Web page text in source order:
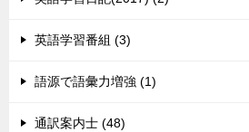
英語学習番組 (3)
語源で語彙力増強 (1)
通訳案内士 (48)